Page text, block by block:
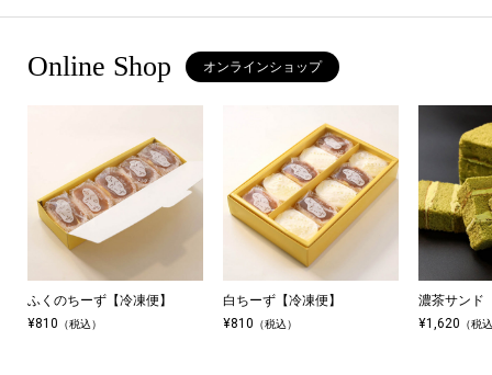
Online Shop オンラインショップ
ふくのちーず【冷凍便】
¥810 （税込）
白ちーず【冷凍便】
¥810 （税込）
濃茶サンド
¥1,620 （税